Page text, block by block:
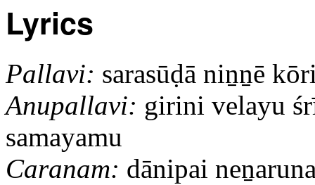
Lyrics
Pallavi: sarasūḍā niṉṉē
Anupallavi: girini velayu
samayamu
Caranam: dānipai